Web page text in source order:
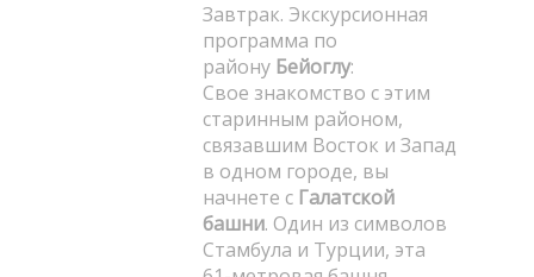
Завтрак. Экскурсионная
программа по
району Бейоглу:
Свое знакомство с этим
старинным районом,
связавшим Восток и Запад
в одном городе, вы
начнете с Галатской
башни. Один из символов
Стамбула и Турции, эта